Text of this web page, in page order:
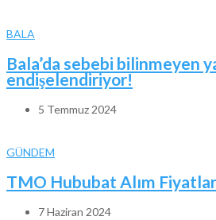
BALA
Bala’da sebebi bilinmeyen
endişelendiriyor!
5 Temmuz 2024
GÜNDEM
TMO Hububat Alım
7 Haziran 2024